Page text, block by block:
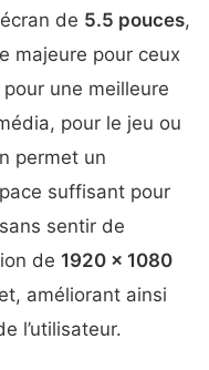
de 5.5 pouces,
majeure pour ceux
une meilleure
pour le jeu ou
permet un
suffisant pour
sentir de
de 1920 x 1080
améliorant ainsi
l’utilisateur.